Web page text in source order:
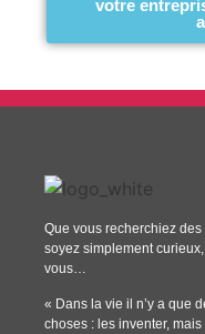
votre
Que vous recherchiez
soyez simplement
vous…
« Dans la vie il n’y a que
choses : les inventer,